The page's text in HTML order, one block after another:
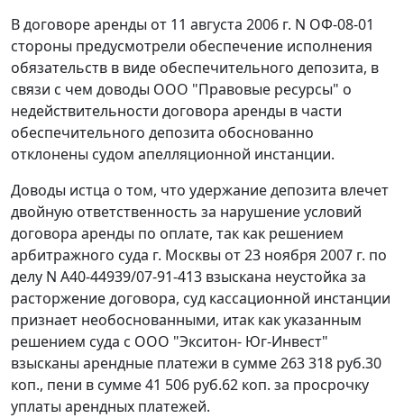
В договоре аренды от 11 августа 2006 г. N ОФ-08-01
стороны предусмотрели обеспечение исполнения
обязательств в виде обеспечительного депозита, в
связи с чем доводы ООО "Правовые ресурсы" о
недействительности договора аренды в части
обеспечительного депозита обоснованно
отклонены судом апелляционной инстанции.
Доводы истца о том, что удержание депозита влечет
двойную ответственность за нарушение условий
договора аренды по оплате, так как решением
арбитражного суда г. Москвы от 23 ноября 2007 г. по
делу N А40-44939/07-91-413 взыскана неустойка за
расторжение договора, суд кассационной инстанции
признает необоснованными, итак как указанным
решением суда с ООО "Экситон- Юг-Инвест"
взысканы арендные платежи в сумме 263 318 руб.30
коп., пени в сумме 41 506 руб.62 коп. за просрочку
уплаты арендных платежей.